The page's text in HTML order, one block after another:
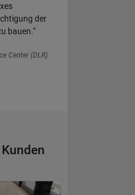
der
bauen.“
Center (DLR)